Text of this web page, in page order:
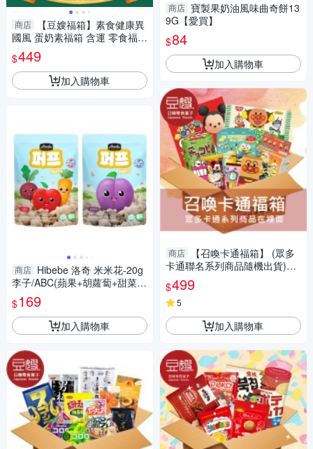
商店
【豆嫂福箱】素食健康異
國風 蛋奶素福箱 含運 零食福箱
進口零食 餅乾 糖果
$449
加入購物車
商店 Hibebe 洛奇 米米花-20g
李子/ABC(蘋果+胡蘿蔔+甜菜
根) 7m+【南風百貨】
$169
加入購物車
商店 寶製果奶油風味曲奇餅13
9G【愛買】
$84
加入購物車
商店
【召喚卡通福箱】 (眾多
卡通聯名系列商品隨機出貨)
(含運)
$499
5
加入購物車